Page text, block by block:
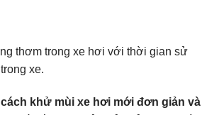
thơm trong xe hơi với thời gian sử
xe.
cách khử mùi xe hơi mới đơn giản và